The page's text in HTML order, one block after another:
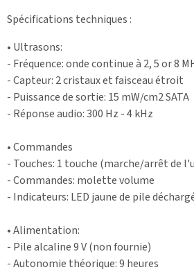
Spécifications techniques :
• Ultrasons:
- Fréquence: onde continue à 2, 5 or 8
- Capteur: 2 cristaux et faisceau étroit
- Puissance de sortie: 15 mW/cm2 SATA
- Réponse audio: 300 Hz - 4 kHz
• Commandes
- Touches: 1 touche (marche/arrêt de
- Commandes: molette volume
- Indicateurs: LED jaune de pile
• Alimentation:
- Pile alcaline 9 V (non fournie)
- Autonomie théorique: 9 heures